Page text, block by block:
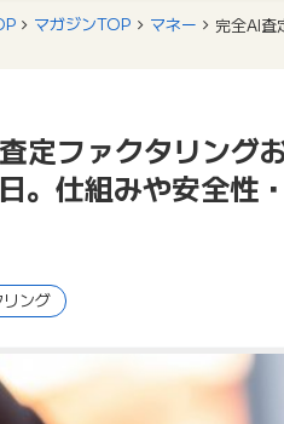
マガジンTOP マネー 完全AI査
定ファクタリング
。仕組みや安全性
リング